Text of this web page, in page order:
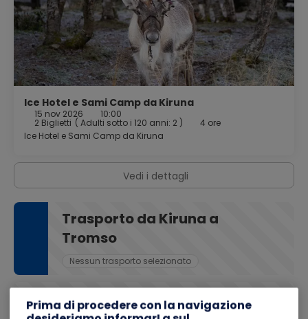
Ice Hotel e Sami Camp da Kiruna
15 nov 2026 10:00
2 Biglietti ( Adulti sotto i 120 anni: 2 )
4 ore
Ice Hotel e Sami Camp da Kiruna
Vedi i dettagli
Trasporto da Kiruna a
Tromso
Nessun trasporto selezionato
Tromso
Prima di procedere con la navigazione